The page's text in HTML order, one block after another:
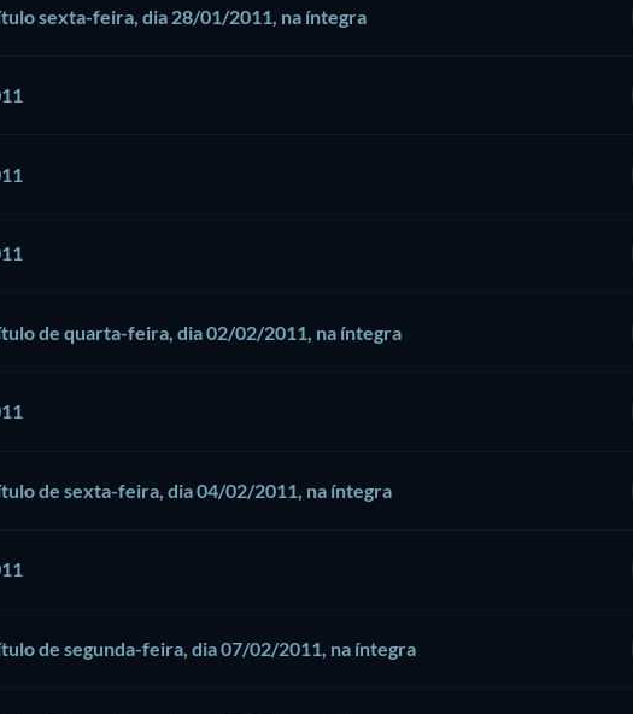
sexta-feira, dia 28/01/2011, na íntegra
de quarta-feira, dia 02/02/2011, na íntegra
de sexta-feira, dia 04/02/2011, na íntegra
de segunda-feira, dia 07/02/2011, na íntegra